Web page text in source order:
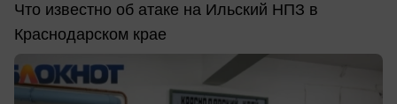
Что известно об атаке на Ильский НПЗ в
Краснодарском крае